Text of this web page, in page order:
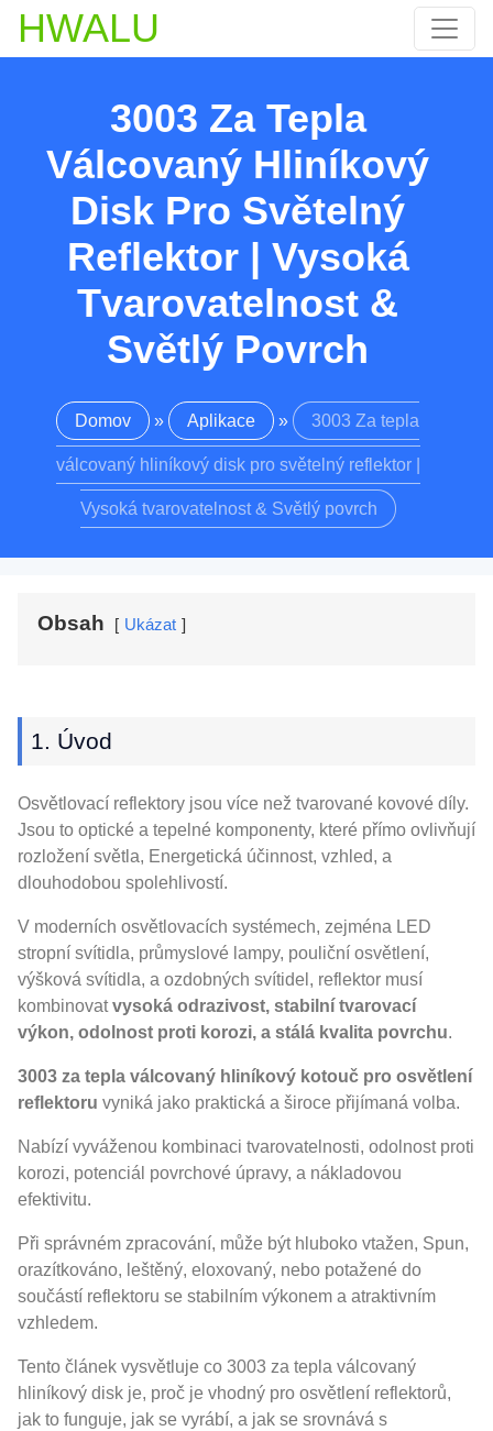
HWALU
3003 Za Tepla
Válcovaný Hliníkový
Disk Pro Světelný
Reflektor | Vysoká
Tvarovatelnost &
Světlý Povrch
Domov » Aplikace » 3003 Za tepla
válcovaný hliníkový disk pro světelný reflektor |
Vysoká tvarovatelnost & Světlý povrch
Obsah Ukázat
1. Úvod
Osvětlovací reflektory jsou více než tvarované kovové díly.
Jsou to optické a tepelné komponenty, které přímo ovlivňují
rozložení světla, Energetická účinnost, vzhled, a
dlouhodobou spolehlivostí.
V moderních osvětlovacích systémech, zejména LED
stropní svítidla, průmyslové lampy, pouliční osvětlení,
výšková svítidla, a ozdobných svítidel, reflektor musí
kombinovatvysoká odrazivost, stabilní tvarovací
výkon, odolnost proti korozi, a stálá kvalita povrchu.
3003 za tepla válcovaný hliníkový kotouč pro osvětlení
reflektoru vyniká jako praktická a široce přijímaná volba.
Nabízí vyváženou kombinaci tvarovatelnosti, odolnost proti
korozi, potenciál povrchové úpravy, a nákladovou
efektivitu.
Při správném zpracování, může být hluboko vtažen, Spun,
orazítkováno, leštěný, eloxovaný, nebo potažené do
součástí reflektoru se stabilním výkonem a atraktivním
vzhledem.
Tento článek vysvětluje co 3003 za tepla válcovaný
hliníkový disk je, proč je vhodný pro osvětlení reflektorů,
jak to funguje, jak se vyrábí, a jak se srovnává s